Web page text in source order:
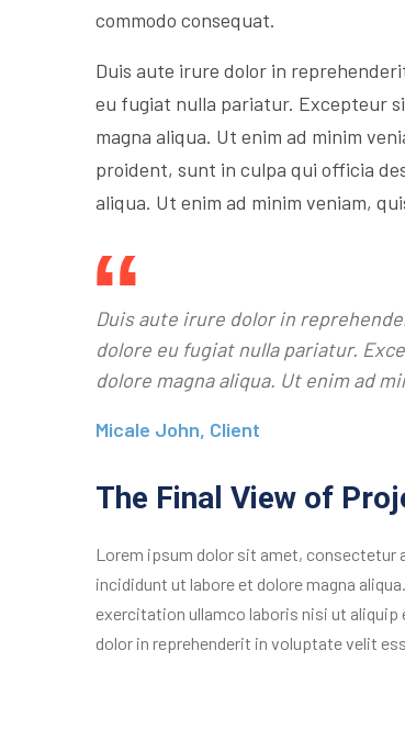
commodo consequat.
Duis aute irure dolor in
eu fugiat nulla pariatur. Excepteur
magna aliqua. Ut enim ad minim
proident, sunt in culpa qui officia
aliqua. Ut enim ad minim veniam,
Duis aute irure dolor in
dolore eu fugiat nulla pariatur.
dolore magna aliqua. Ut enim ad
Micale John, Client
The Final View of
Lorem ipsum dolor sit amet, consectetur
incididunt ut labore et dolore magna
exercitation ullamco laboris nisi ut
dolor in reprehenderit in voluptate velit